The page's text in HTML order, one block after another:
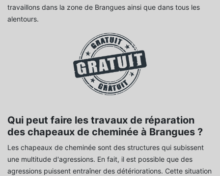
travaillons dans la zone de Brangues ainsi que dans tous les
alentours.
Qui peut faire les travaux de réparation
des chapeaux de cheminée à Brangues ?
Les chapeaux de cheminée sont des structures qui subissent
une multitude d'agressions. En fait, il est possible que des
agressions puissent entraîner des détériorations. Cette situation